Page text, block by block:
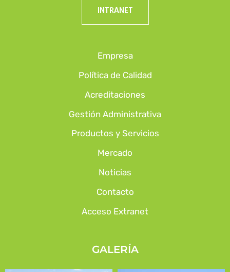
INTRANET
Empresa
Política de Calidad
Acreditaciones
Gestión Administrativa
Productos y Servicios
Mercado
Noticias
Contacto
Acceso Extranet
GALERÍA